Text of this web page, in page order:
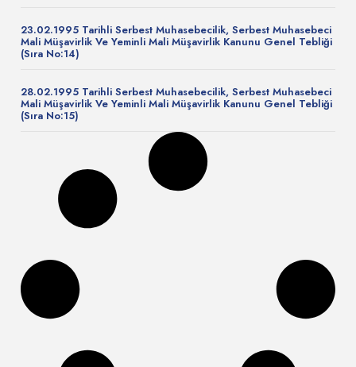
23.02.1995 Tarihli Serbest Muhasebecilik, Serbest Muhasebeci
Mali Müşavirlik Ve Yeminli Mali Müşavirlik Kanunu Genel Tebliği
(Sıra No:14)
28.02.1995 Tarihli Serbest Muhasebecilik, Serbest Muhasebeci
Mali Müşavirlik Ve Yeminli Mali Müşavirlik Kanunu Genel Tebliği
(Sıra No:15)